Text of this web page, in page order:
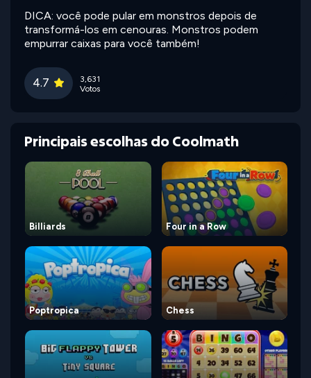
DICA: você pode pular em monstros depois de
transformá-los em cenouras. Monstros podem
empurrar caixas para você também!
4.7
3,631
Votos
Principais escolhas do Coolmath
Billiards Four in a Row
Poptropica Chess